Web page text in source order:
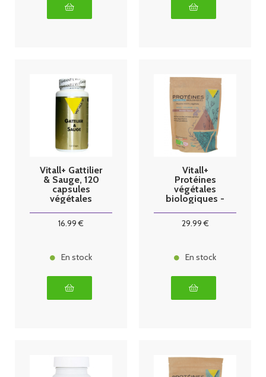
Vitall+ Gattilier
& Sauge, 120
capsules
végétales
16.99 €
En stock
Vitall+
Protéines
végétales
biologiques -
29.99€
En stock